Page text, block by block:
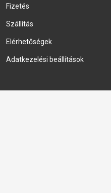
Fizetés
Szállítás
Elérhetőségek
Adatkezelési beállítások